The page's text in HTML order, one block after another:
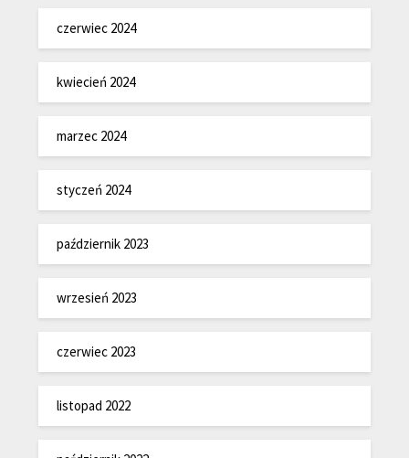
czerwiec 2024
kwiecień 2024
marzec 2024
styczeń 2024
październik 2023
wrzesień 2023
czerwiec 2023
listopad 2022